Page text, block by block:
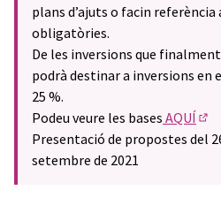
plans d’ajuts o facin referència
obligatòries.
De les inversions que
podrà destinar a inversions en
25 %.
Podeu veure les bases AQUÍ
Presentació de propostes del
setembre de 2021